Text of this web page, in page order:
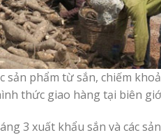
phẩm từ sắn, chiếm
thức giao hàng tại biên
3 xuất khẩu sắn và các